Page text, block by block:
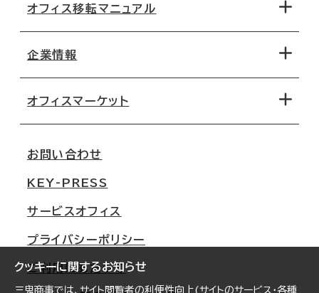
クッキーに関するお知らせ
三鬼商事では、サイト閲覧者の利便性向上(サイトのサービス・各種
地図から探す
路線・駅から探す
オフィス移転マニュアル
移転コストシミュレーション
移転スケジュール
オフィス移転Q&A
企業情報
オフィスマーケット
大阪
名古屋
札幌
仙台
お問い合わせ
KEY-PRESS
サービスオフィス
プライバシーポリシー
ご利用にあたって